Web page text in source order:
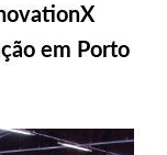
em Porto